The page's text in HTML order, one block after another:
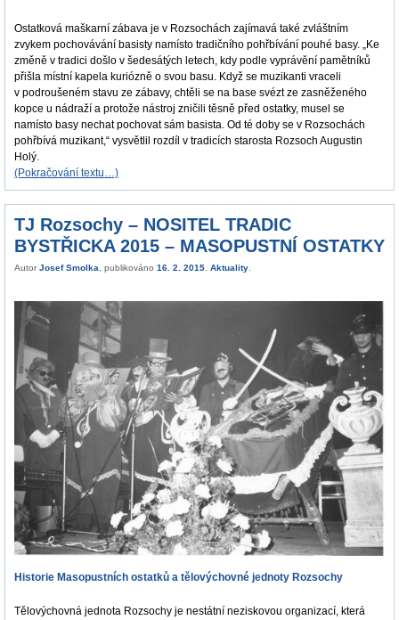
Ostatková maškarní zábava je v Rozsochách zajímavá také zvláštním
zvykem pochovávání basisty namísto tradičního pohřbívání pouhé basy. „Ke
změně v tradici došlo v šedesátých letech, kdy podle vyprávění pamětníků
přišla místní kapela kuriózně o svou basu. Když se muzikanti vraceli
v podroušeném stavu ze zábavy, chtěli se na base svézt ze zasněženého
kopce u nádraží a protože nástroj zničili těsně před ostatky, musel se
namísto basy nechat pochovat sám basista. Od té doby se v Rozsochách
pohřbívá muzikant,“ vysvětlil rozdíl v tradicích starosta Rozsoch Augustin
Holý.
(Pokračování textu…)
TJ Rozsochy – NOSITEL TRADIC
BYSTŘICKA 2015 – MASOPUSTNÍ OSTATKY
Autor Josef Smolka, publikováno 16. 2. 2015. Aktuality.
Historie Masopustních ostatků a tělovýchovné jednoty Rozsochy
Tělovýchovná jednota Rozsochy je nestátní neziskovou organizací, která